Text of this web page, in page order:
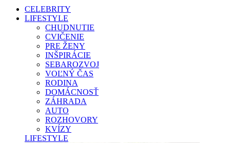
CELEBRITY
LIFESTYLE
CHUDNUTIE
CVIČENIE
PRE ŽENY
INŠPIRÁCIE
SEBAROZVOJ
VOĽNÝ ČAS
RODINA
DOMÁCNOSŤ
ZÁHRADA
AUTO
ROZHOVORY
KVÍZY
LIFESTYLE